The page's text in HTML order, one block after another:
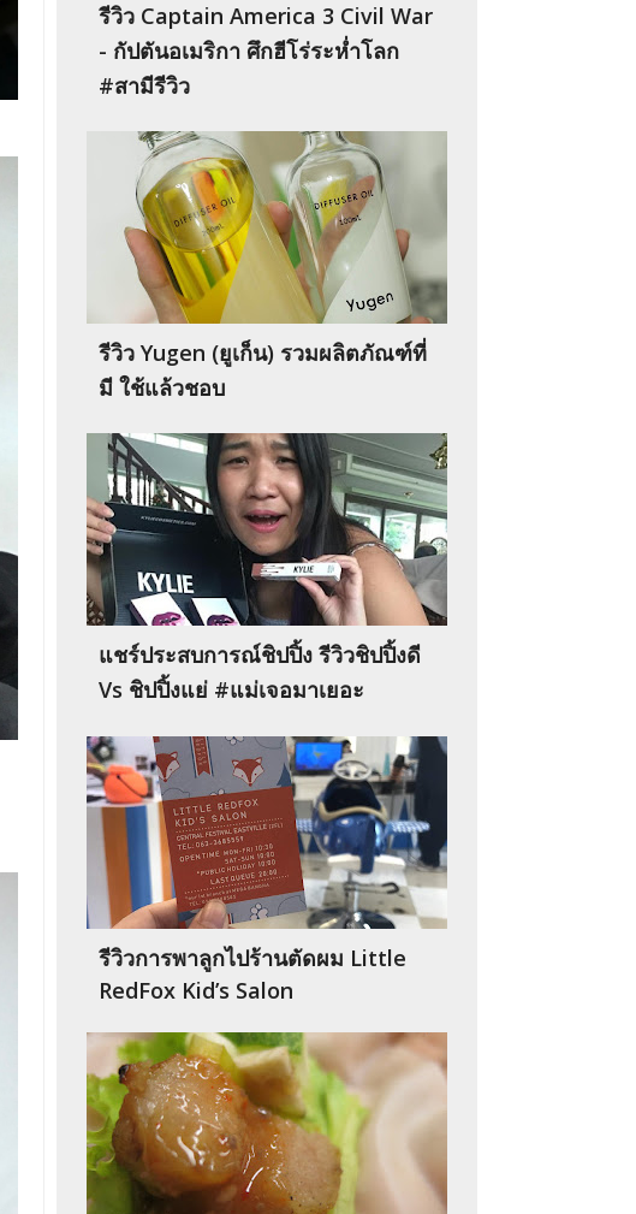
รีวิว Captain America 3 Civil War
- กัปตันอเมริกา ศึกฮีโร่ระห่ำโลก
#สามีรีวิว
รีวิว Yugen (ยูเก็น) รวมผลิตภัณฑ์ที่
มี ใช้แล้วชอบ
แชร์ประสบการณ์ชิปปิ้ง รีวิวชิปปิ้งดี
Vs ชิปปิ้งแย่ #แม่เจอมาเยอะ
รีวิวการพาลูกไปร้านตัดผม Little
RedFox Kid’s Salon